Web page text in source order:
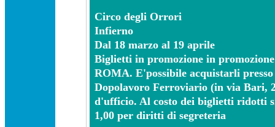
Circo degli Orrori
Infierno
Dal 18 marzo al 19 aprile
Biglietti in promozione in
ROMA. E'possibile acquistarli presso
Dopolavoro Ferroviario (in via Bari,
d'ufficio. Al costo dei biglietti ridotti
1,00 per diritti di segreteria